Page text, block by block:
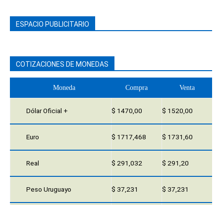
ESPACIO PUBLICITARIO
COTIZACIONES DE MONEDAS
Moneda Compra Venta
Dólar Oficial + $ 1470,00 $ 1520,00
Euro $ 1717,468 $ 1731,60
Real $ 291,032 $ 291,20
Peso Uruguayo $ 37,231 $ 37,231